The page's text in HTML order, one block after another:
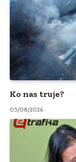
Ko nas truje?
05/08/2026